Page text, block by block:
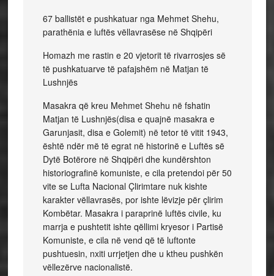
67 ballistët e pushkatuar nga Mehmet Shehu,
parathënia e luftës vëllavrasëse në Shqipëri
Homazh me rastin e 20 vjetorit të rivarrosjes së
të pushkatuarve të pafajshëm në Matjan të
Lushnjës
Masakra që kreu Mehmet Shehu në fshatin
Matjan të Lushnjës(disa e quajnë masakra e
Garunjasit, disa e Golemit) në tetor të vitit 1943,
është ndër më të egrat në historinë e Luftës së
Dytë Botërore në Shqipëri dhe kundërshton
historiografinë komuniste, e cila pretendoi për 50
vite se Lufta Nacional Çlirimtare nuk kishte
karakter vëllavrasës, por ishte lëvizje për çlirim
Kombëtar. Masakra i paraprinë luftës civile, ku
marrja e pushtetit ishte qëllimi kryesor i Partisë
Komuniste, e cila në vend që të luftonte
pushtuesin, nxiti urrjetjen dhe u ktheu pushkën
vëllezërve nacionalistë.